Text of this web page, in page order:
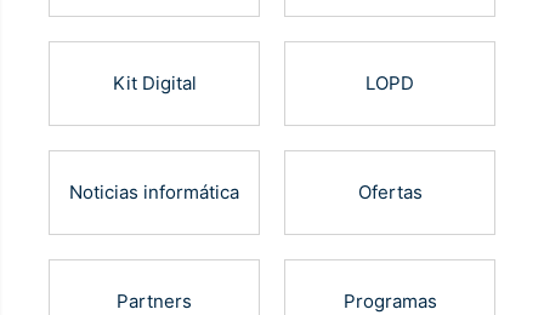
Kit Digital LOPD
Noticias informática Ofertas
Partners Programas